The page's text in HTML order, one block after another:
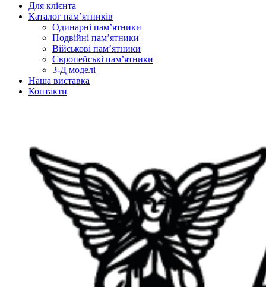
Для клієнта
Каталог пам’ятників
Одинарні пам’ятники
Подвійні пам’ятники
Військові пам’ятники
Європейські пам’ятники
3-Д моделі
Наша виставка
Контакти